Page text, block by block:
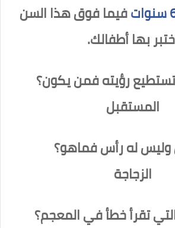
فيما فوق هذا السن
بها أطفالك.
رؤيته فمن يكون؟
المستقبل
له رأس فماهو؟
الزجاجة
تقرأ خطأ في المعجم؟